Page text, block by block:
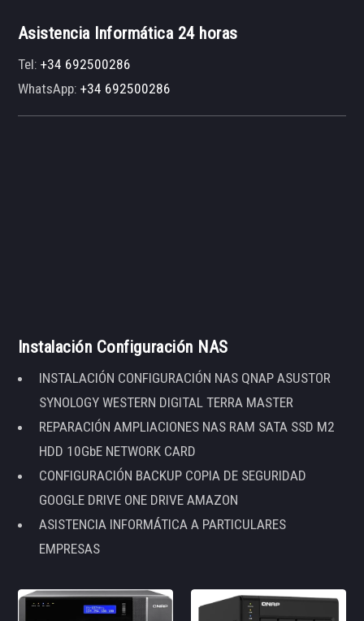
Asistencia Informática 24 horas
Tel:+34 692500286
WhatsApp:+34 692500286
Instalación Configuración NAS
INSTALACIÓN CONFIGURACIÓN NAS QNAP ASUSTOR
SYNOLOGY WESTERN DIGITAL TERRA MASTER
REPARACIÓN AMPLIACIONES NAS RAM SATA SSD M2
HDD 10GbE NETWORK CARD
CONFIGURACIÓN BACKUP COPIA DE SEGURIDAD
GOOGLE DRIVE ONE DRIVE AMAZON
ASISTENCIA INFORMÁTICA A PARTICULARES
EMPRESAS